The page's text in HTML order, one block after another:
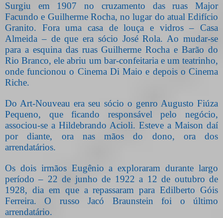
Surgiu em 1907 no cruzamento das ruas Major
Facundo e Guilherme Rocha, no lugar do atual Edifício
Granito. Fora uma casa de louça e vidros – Casa
Almeida – de que era sócio José Rola. Ao mudar-se
para a esquina das ruas Guilherme Rocha e Barão do
Rio Branco, ele abriu um bar-confeitaria e um teatrinho,
onde funcionou o Cinema Di Maio e depois o Cinema
Riche.
Do Art-Nouveau era seu sócio o genro Augusto Fiúza
Pequeno, que ficando responsável pelo negócio,
associou-se a Hildebrando Acioli. Esteve a Maison daí
por diante, ora nas mãos do dono, ora dos
arrendatários.
Os dois irmãos Eugênio a exploraram durante largo
período – 22 de junho de 1922 a 12 de outubro de
1928, dia em que a repassaram para Edilberto Góis
Ferreira. O russo Jacó Braunstein foi o último
arrendatário.